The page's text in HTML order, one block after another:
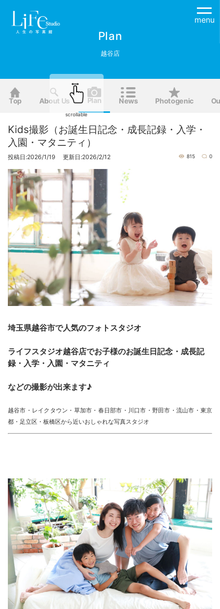
menu
Plan
越谷店
Top About Us Plan News Photogenic
Kids撮影（お誕生日記念・成長記録・入学・
入園・マタニティ）
投稿日:2026/1/19 更新日:2026/2/12 815 0
埼玉県越谷市で人気のフォトスタジオ
ライフスタジオ越谷店でお子様のお誕生日記念・成長記
録・入学・入園・マタニティ
などの撮影が出来ます♪
越谷市・レイクタウン・草加市・春日部市・川口市・野田市・流山市・東京
都・足立区・板橋区から近いおしゃれな写真スタジオ